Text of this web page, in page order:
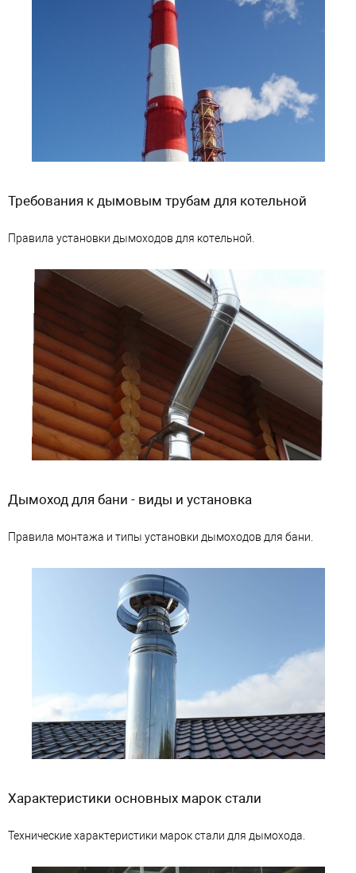
Требования к дымовым трубам для котельной
Правила установки дымоходов для котельной.
Дымоход для бани - виды и установка
Правила монтажа и типы установки дымоходов для бани.
Характеристики основных марок стали
Технические характеристики марок стали для дымохода.